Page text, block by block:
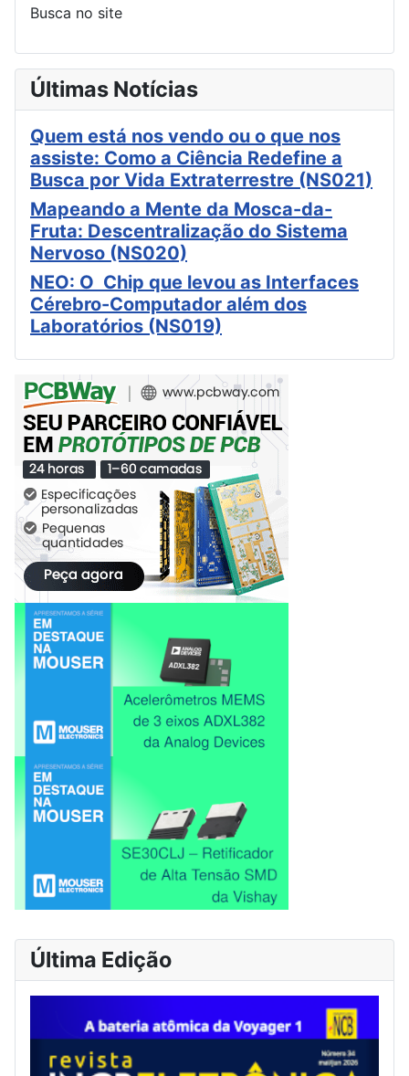
Busca no site
Últimas Notícias
Quem está nos vendo ou o que nos
assiste: Como a Ciência Redefine a
Busca por Vida Extraterrestre (NS021)
Mapeando a Mente da Mosca-da-
Fruta: Descentralização do Sistema
Nervoso (NS020)
NEO: O Chip que levou as Interfaces
Cérebro-Computador além dos
Laboratórios (NS019)
Última Edição